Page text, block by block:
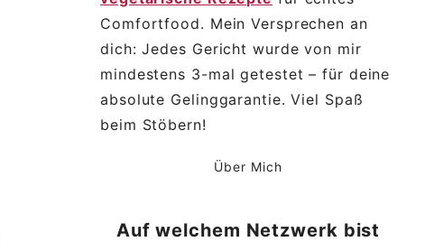
Comfortfood. Mein Versprechen an
dich: Jedes Gericht wurde von mir
mindestens 3-mal getestet – für deine
absolute Gelinggarantie. Viel Spaß
beim Stöbern!
Über Mich
Auf welchem Netzwerk bist